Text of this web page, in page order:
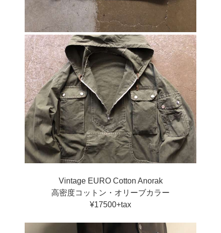
Vintage EURO Cotton Anorak
高密度コットン・オリーブカラー
¥17500+tax